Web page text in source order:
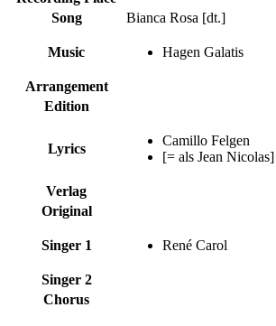
Song
Bianca Rosa [dt.]
Music Hagen Galatis
Arrangement
Edition
Lyrics
Camillo Felgen
[= als Jean Nicolas]
Verlag
Original
Singer 1 René Carol
Singer 2
Chorus